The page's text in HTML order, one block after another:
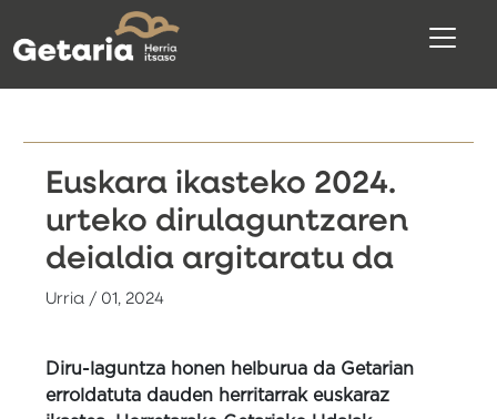
Euskara ikasteko 2024.
urteko dirulaguntzaren
deialdia argitaratu da
Urria / 01, 2024
Diru-laguntza honen helburua da Getarian
erroldatuta dauden herritarrak euskaraz